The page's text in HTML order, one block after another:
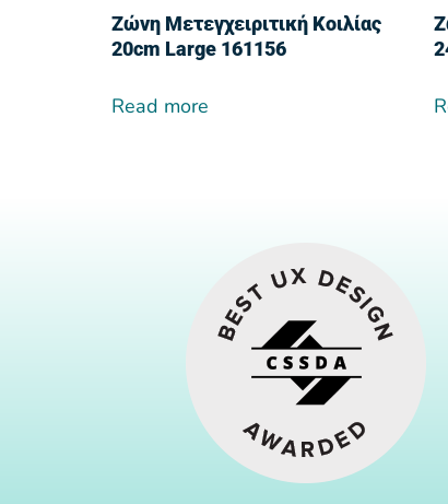
Ζώνη Μετεγχειριτική Κοιλίας
20cm Large 161156
Read more